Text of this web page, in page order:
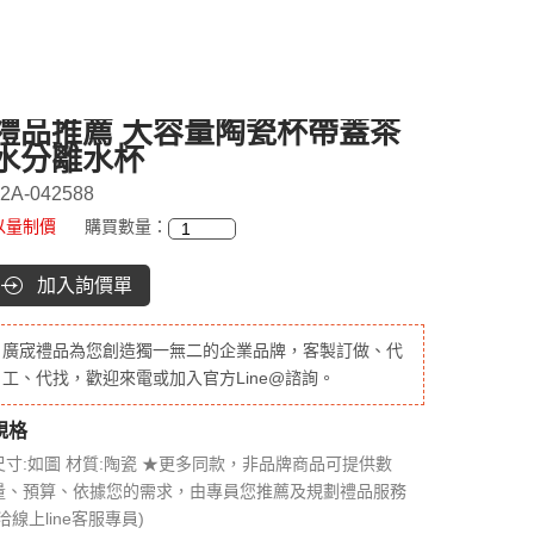
品推薦 大容量陶瓷杯帶蓋茶
分離水杯
042588
量制價 購買數量：
加入詢價單
廣宬禮品為您創造獨一無二的企業品牌，客製訂做、代
工、代找，歡迎來電或加入官方Line@諮詢。
格
寸:如圖 材質:陶瓷 ★更多同款，非品牌商品可提供數
、預算、依據您的需求，由專員您推薦及規劃禮品服務
線上line客服專員)